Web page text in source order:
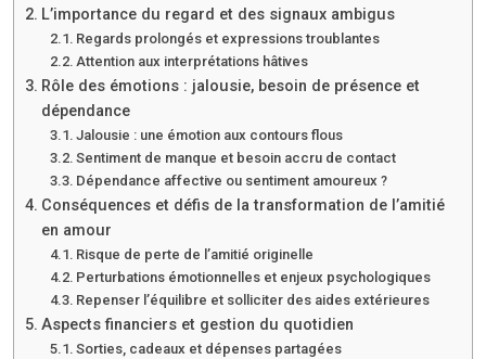
L’importance du regard et des signaux ambigus
Regards prolongés et expressions troublantes
Attention aux interprétations hâtives
Rôle des émotions : jalousie, besoin de présence et
dépendance
Jalousie : une émotion aux contours flous
Sentiment de manque et besoin accru de contact
Dépendance affective ou sentiment amoureux ?
Conséquences et défis de la transformation de l’amitié
en amour
Risque de perte de l’amitié originelle
Perturbations émotionnelles et enjeux psychologiques
Repenser l’équilibre et solliciter des aides extérieures
Aspects financiers et gestion du quotidien
Sorties, cadeaux et dépenses partagées